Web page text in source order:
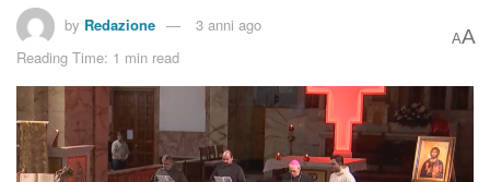
by Redazione
3 anni ago
Reading Time: 1 min read
AA